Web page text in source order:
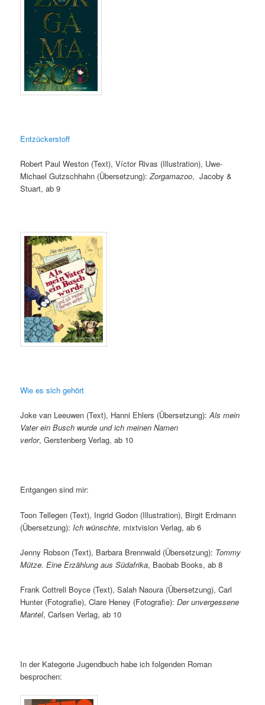
Entzückerstoff
Robert Paul Weston (Text), Víctor Rivas (Illustration), Uwe-
Michael Gutzschhahn (Übersetzung):Zorgamazoo, Jacoby &
Stuart, ab 9
Wie es sich gehört
Joke van Leeuwen (Text), Hanni Ehlers (Übersetzung):Als mein
Vater ein Busch wurde und ich meinen Namen
verlor, Gerstenberg Verlag, ab 10
Entgangen sind mir:
Toon Tellegen (Text), Ingrid Godon (Illustration), Birgit Erdmann
(Übersetzung): Ich wünschte, mixtvision Verlag, ab 6
Jenny Robson (Text), Barbara Brennwald (Übersetzung): Tommy
Mütze.Eine Erzählung aus Südafrika, Baobab Books, ab 8
Frank Cottrell Boyce (Text), Salah Naoura (Übersetzung), Carl
Hunter (Fotografie), Clare Heney (Fotografie):Der unvergessene
Mantel, Carlsen Verlag, ab 10
In der Kategorie Jugendbuch habe ich folgenden Roman
besprochen: